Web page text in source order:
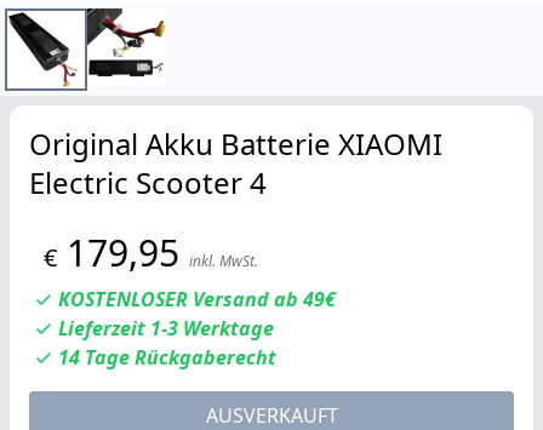
Original Akku Batterie XIAOMI
Electric Scooter 4
€ 179,95 inkl. MwSt.
KOSTENLOSER Versand ab 49€
Lieferzeit 1-3 Werktage
14 Tage Rückgaberecht
AUSVERKAUFT